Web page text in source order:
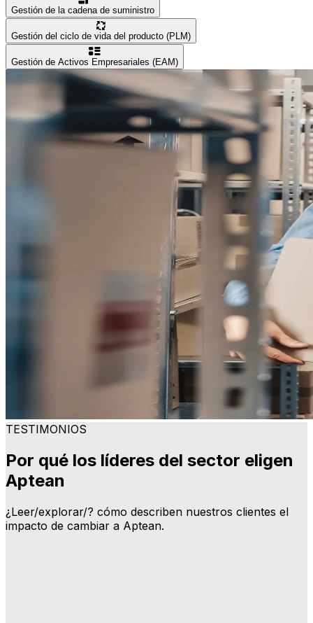
Gestión de la cadena de suministro
Gestión del ciclo de vida del producto (PLM)
Gestión de Activos Empresariales (EAM)
TESTIMONIOS
Por qué los líderes del sector eligen
Aptean
¿Leer/explorar/? cómo describen nuestros clientes el
impacto de cambiar a Aptean.